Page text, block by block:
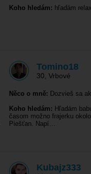
Koho hledám: hľadám
Tomino18
30 Vrbové
Něco o mně: Dozvieš sa
Koho hledám: Hľadám
časom možno frajerku
Piešťan. Napí…
Kubajz333